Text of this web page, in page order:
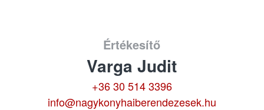
Értékesítő
Varga Judit
+36 30 514 3396
info@nagykonyhaiberendezesek.hu